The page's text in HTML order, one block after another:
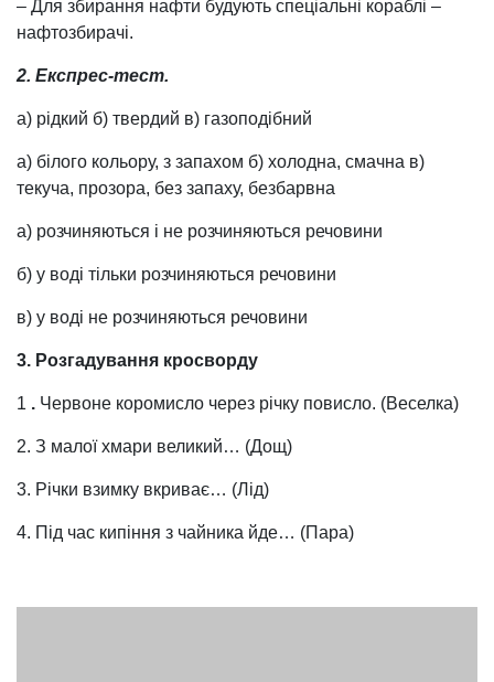
– Для збирання нафти будують спеціальні кораблі –
нафтозбирачі.
2. Експрес-тест.
а) рідкий б) твердий в) газоподібний
а) білого кольору, з запахом б) холодна, смачна в)
текуча, прозора, без запаху, безбарвна
а) розчиняються і не розчиняються речовини
б) у воді тільки розчиняються речовини
в) у воді не розчиняються речовини
3. Розгадування кросворду
1 . Червоне коромисло через річку повисло. (Веселка)
2. З малої хмари великий… (Дощ)
3. Річки взимку вкриває… (Лід)
4. Під час кипіння з чайника йде… (Пара)